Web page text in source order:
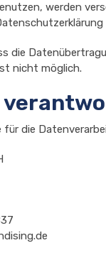
werden
die
nicht möglich.
die